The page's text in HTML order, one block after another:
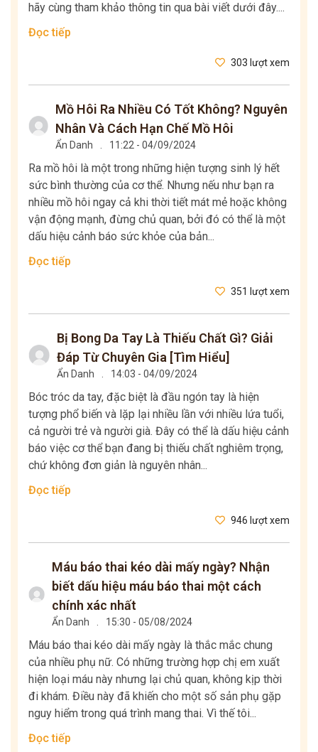
hãy cùng tham khảo thông tin qua bài viết dưới đây....
Đọc tiếp
303 lượt xem
Mồ Hôi Ra Nhiều Có Tốt Không? Nguyên
Nhân Và Cách Hạn Chế Mồ Hôi
Ẩn Danh 11:22 - 04/09/2024
Ra mồ hôi là một trong những hiện tượng sinh lý hết
sức bình thường của cơ thể. Nhưng nếu như bạn ra
nhiều mồ hôi ngay cả khi thời tiết mát mẻ hoặc không
vận động mạnh, đừng chủ quan, bởi đó có thể là một
dấu hiệu cảnh báo sức khỏe của bản...
Đọc tiếp
351 lượt xem
Bị Bong Da Tay Là Thiếu Chất Gì? Giải
Đáp Từ Chuyên Gia [Tìm Hiểu]
Ẩn Danh 14:03 - 04/09/2024
Bóc tróc da tay, đặc biệt là đầu ngón tay là hiện
tượng phổ biến và lặp lại nhiều lần với nhiều lứa tuổi,
cả người trẻ và người già. Đây có thể là dấu hiệu cảnh
báo việc cơ thể bạn đang bị thiếu chất nghiêm trọng,
chứ không đơn giản là nguyên nhân...
Đọc tiếp
946 lượt xem
Máu báo thai kéo dài mấy ngày? Nhận
biết dấu hiệu máu báo thai một cách
chính xác nhất
Ẩn Danh 15:30 - 05/08/2024
Máu báo thai kéo dài mấy ngày là thắc mắc chung
của nhiều phụ nữ. Có những trường hợp chị em xuất
hiện loại máu này nhưng lại chủ quan, không kịp thời
đi khám. Điều này đã khiến cho một số sản phụ gặp
nguy hiểm trong quá trình mang thai. Vì thế tôi...
Đọc tiếp